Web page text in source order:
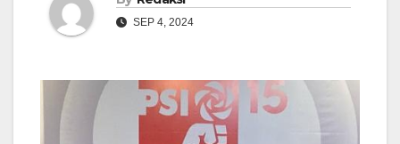
SEP 4, 2024